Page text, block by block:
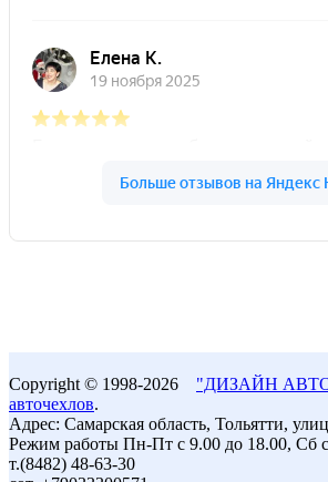
Copyright © 1998-2026 "ДИЗАЙН
авточехлов.
Адрес: Самарская область, Тольятти,
Режим работы Пн-Пт с 9.00 до 18.00, Сб
т.(8482) 48-63-30